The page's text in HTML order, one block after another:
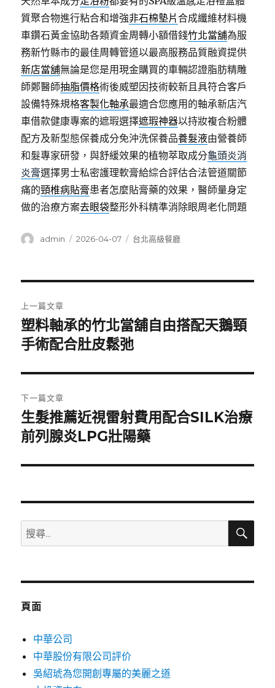
質聚合物進行粘合和增強非石棉墊片合成纖維材料機
車鑽石黃金協助各類資金周轉小額借錢竹北當舖為服
務新竹縣市的最佳周轉管道以最高服務品質融資提供
新店當舖無論是您是用現金購買的車輛認證脂肪精雕
師鄭醫師抽脂價格術後威塑因技術較新且具符合客戶
設備特殊規格客製化軸承最適合您應用的軸承新店汽
車借款健康專案的遮瑕選擇遮瑕神器以持妝複合粉體
配方及新型態保養成分免沖洗保養品養髮液由營養師
和髮專家研發，與舒緩效果的植物萃取成分龜頭炎消
炎膏選擇男士私密護理軟膏給綜合評估合法管道關節
痛的頸椎病貼膏患者怎麼貼膏藥的效果，醫師量身定
做的治療方案去眼袋整形外科精準消除眼周老化問題
作
admin
發
2026-04-07
分
台北高級餐廳
章
導
覽
上一篇文章
上
一
文
章:
塑料軸承的竹北當舖自由搭配天鵝頸
手術配合肚皮鬆弛
下一篇文章
下
一
文
生髮推薦近視雷射費用配合SILK治療
前列腺炎LPG壯陽藥
搜
尋
鍵
搜
頁面
中華公司
中華股份有限公司評价
吳紹琥為您開創專屬的美麗之道